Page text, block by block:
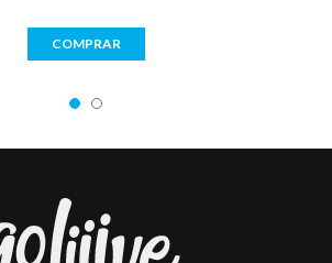
COMPRAR